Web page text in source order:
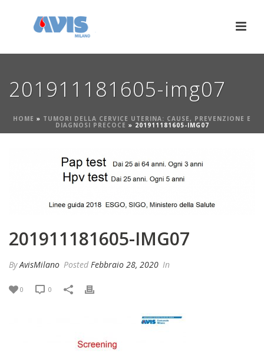
201911181605-img07
HOME » TUMORI DELLA CERVICE UTERINA: CAUSE, PREVENZIONE E
DIAGNOSI PRECOCE » 201911181605-IMG07
201911181605-IMG07
ByAvisMilano Posted Febbraio 28, 2020 In
0 0